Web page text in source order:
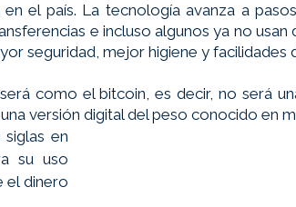
el país. La tecnología avanza a
e incluso algunos ya no
seguridad, mejor higiene y facilidades
como el bitcoin, es decir, no será
versión digital del peso conocido en
en
su uso
el dinero